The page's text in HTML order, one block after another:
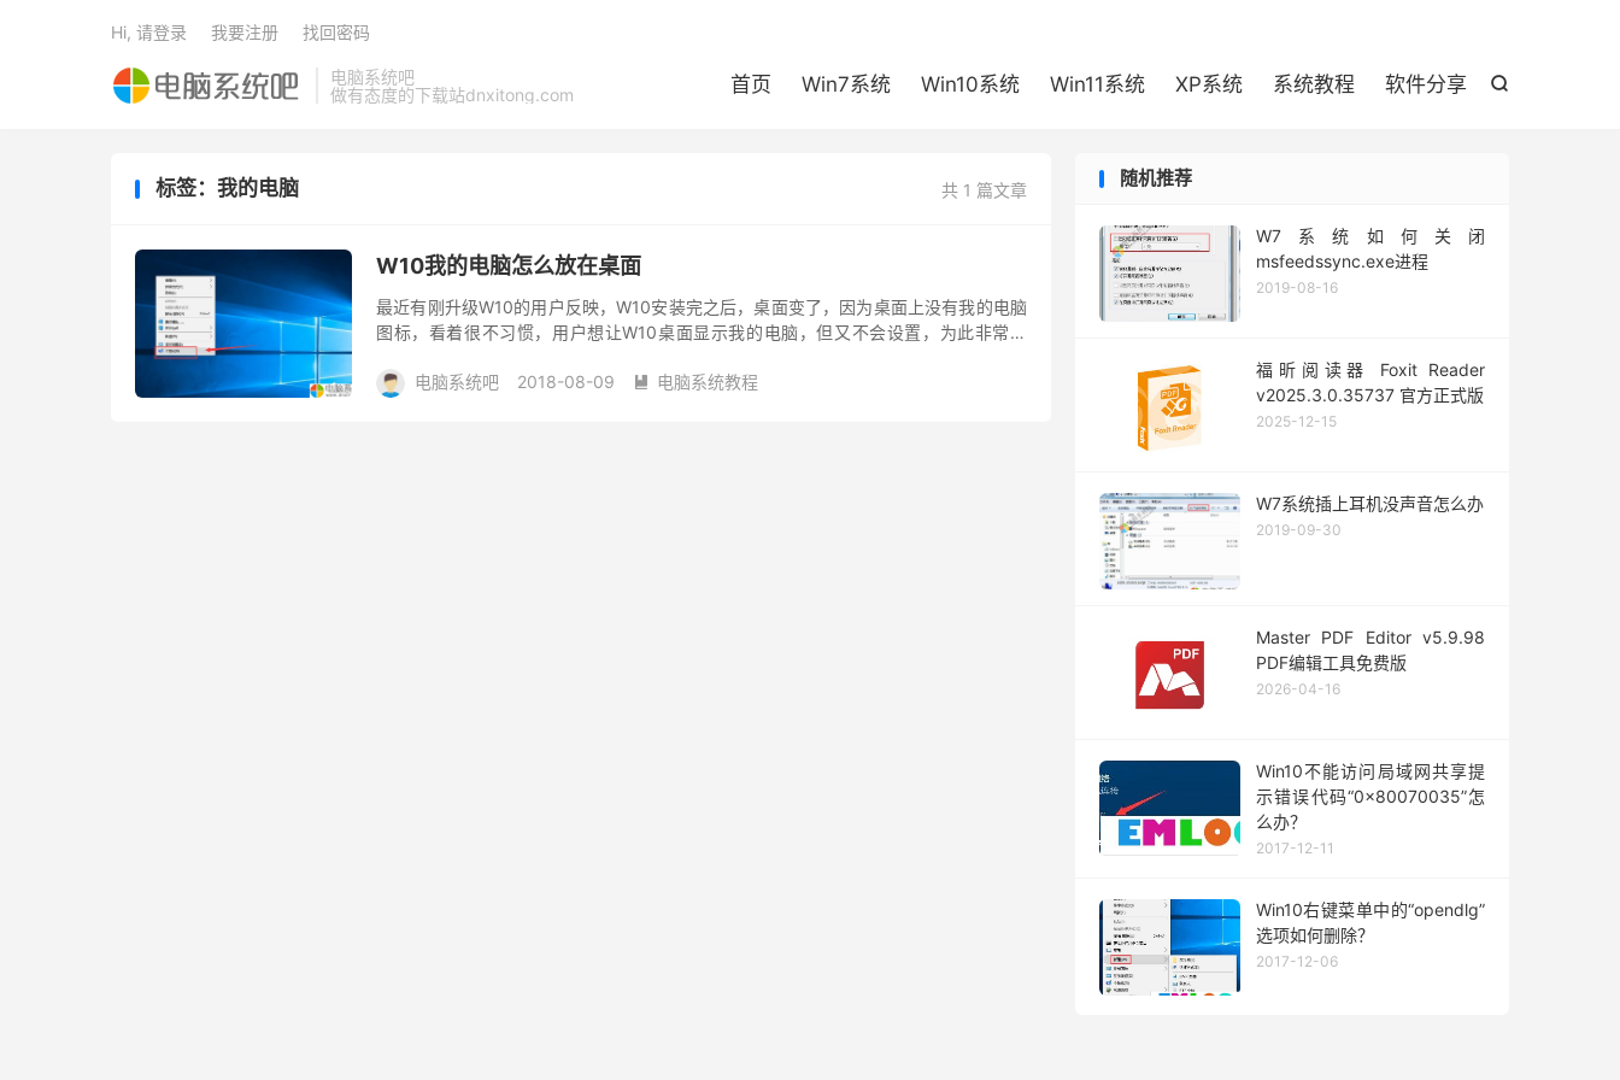
电脑系统吧
做有态度的下载站dnxitong.com

首页 Win7系统 Win10系统 Win11系统 XP系统 系统教程 软件分享
Hi, 请登录 我要注册 找回密码
共 1 篇文章
标签：我的电脑
W10我的电脑怎么放在桌面
最近有刚升级W10的用户反映，W10安装完之后，桌面变了，因为桌面上没有我的电脑
图标，看着很不习惯，用户想让W10桌面显示我的电脑，但又不会设置，为此非常烦
电脑...电脑系统吧 2018-08-09  电脑系统教程
随机推荐
W7系统如何关闭
msfeedssync.exe进程
2019-08-16
福昕阅读器 Foxit Reader
v2025.3.0.35737 官方正式版
2025-12-15
W7系统插上耳机没声音怎么办
2019-09-30
Master PDF Editor v5.9.98
PDF编辑工具免费版
2026-04-16
Win10不能访问局域网共享提
示错误代码“0x80070035”怎
么办？
2017-12-11
Win10右键菜单中的“opendlg”
选项如何删除？
2017-12-06